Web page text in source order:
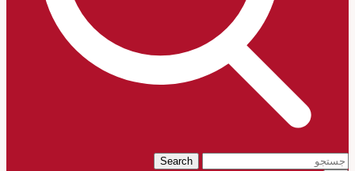
Search